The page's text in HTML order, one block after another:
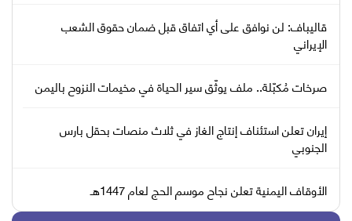
قاليباف: لن نوافق على أي اتفاق قبل ضمان حقوق الشعب
الإيراني
صرخات مُكبّلة.. ملف يوثّق سير الحياة في مخيمات النزوح باليمن
إيران تعلن استئناف إنتاج الغاز في ثلاث منصات بحقل بارس
الجنوبي
الأوقاف اليمنية تعلن نجاح موسم الحج لعام 1447هـ